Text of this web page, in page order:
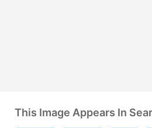
This Image Appears In